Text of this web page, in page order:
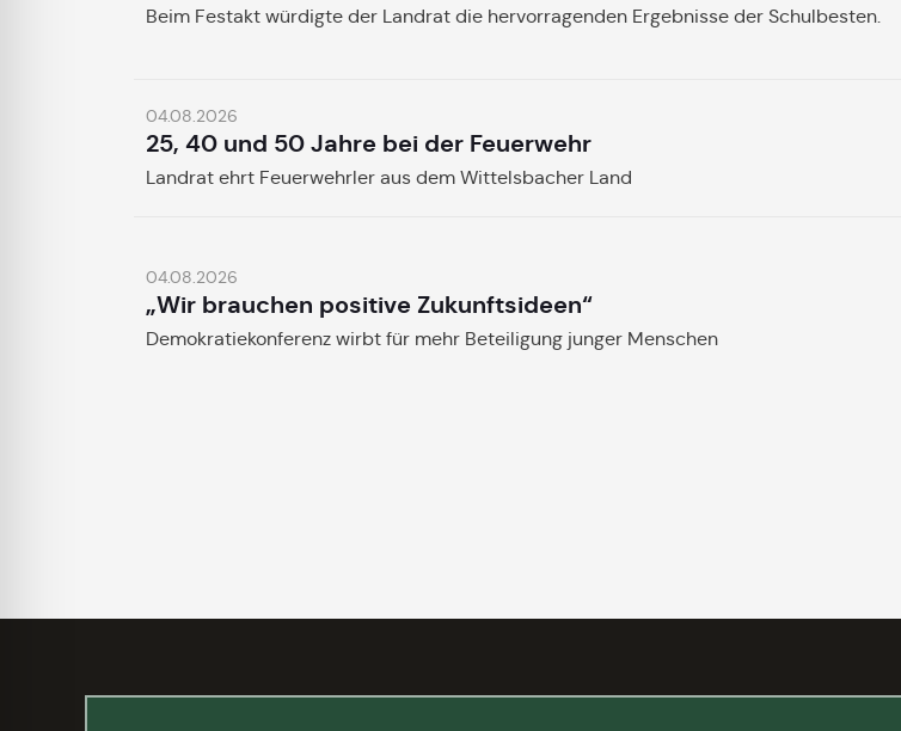
Beim Festakt würdigte der Landrat die hervorragenden Ergebnisse der Schulbesten.
04.08.2026
25, 40 und 50 Jahre bei der Feuerwehr
Landrat ehrt Feuerwehrler aus dem Wittelsbacher Land
04.08.2026
„Wir brauchen positive Zukunftsideen“
Demokratiekonferenz wirbt für mehr Beteiligung junger Menschen